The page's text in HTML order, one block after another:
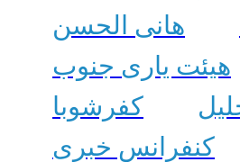
هانی الحسن
هیئت یاری جنوب
کفرشوبا
کنفرانس خبری